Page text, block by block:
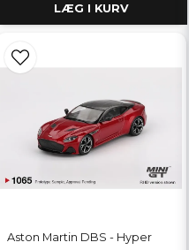
LÆG I KURV
Aston Martin DBS - Hyper